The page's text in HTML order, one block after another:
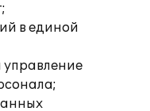
в единой
управление